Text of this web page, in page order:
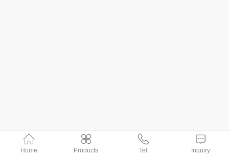
Home Products Tel Inquiry